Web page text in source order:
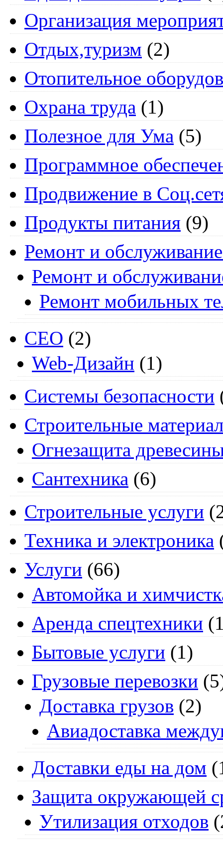
Организация
Отдых,туризм (2)
Отопительное
Охрана труда (1)
Полезное для Ума (5)
Программное
Продвижение в
Продукты питания (9)
Ремонт и
Ремонт и
Ремонт мобильных
СЕО (2)
Web-Дизайн (1)
Системы безопасности
Строительные
Огнезащита
Сантехника (6)
Строительные услуги
Техника и электроника
Услуги (66)
Автомойка и
Аренда спецтехники
Бытовые услуги (1)
Грузовые перевозки
Доставка грузов (2)
Авиадоставка
Доставки еды на дом
Защита окружающей
Утилизация отходов